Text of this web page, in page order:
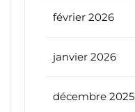
février 2026
janvier 2026
décembre 2025